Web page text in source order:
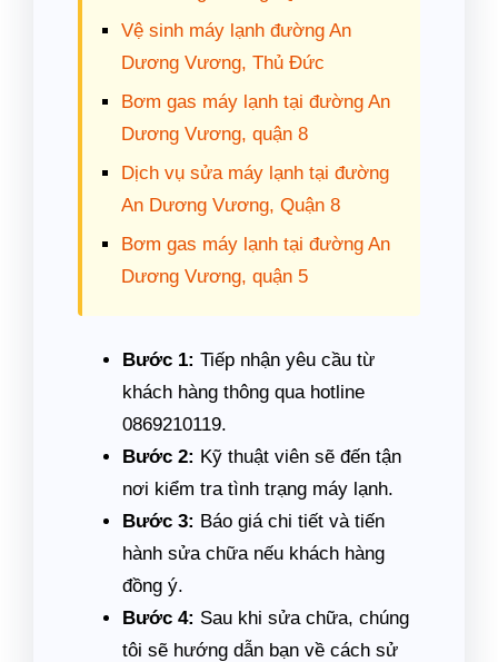
Vệ sinh máy lạnh đường An
Dương Vương, Thủ Đức
Bơm gas máy lạnh tại đường An
Dương Vương, quận 8
Dịch vụ sửa máy lạnh tại đường
An Dương Vương, Quận 8
Bơm gas máy lạnh tại đường An
Dương Vương, quận 5
Bước 1: Tiếp nhận yêu cầu từ
khách hàng thông qua hotline
0869210119.
Bước 2: Kỹ thuật viên sẽ đến tận
nơi kiểm tra tình trạng máy lạnh.
Bước 3: Báo giá chi tiết và tiến
hành sửa chữa nếu khách hàng
đồng ý.
Bước 4: Sau khi sửa chữa, chúng
tôi sẽ hướng dẫn bạn về cách sử